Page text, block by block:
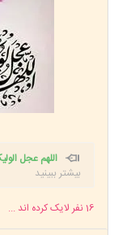
اللهم عجل
بیشتر ببینید
16نفر لایک کرده اند ...